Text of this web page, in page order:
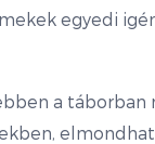
egyedi
a táborban